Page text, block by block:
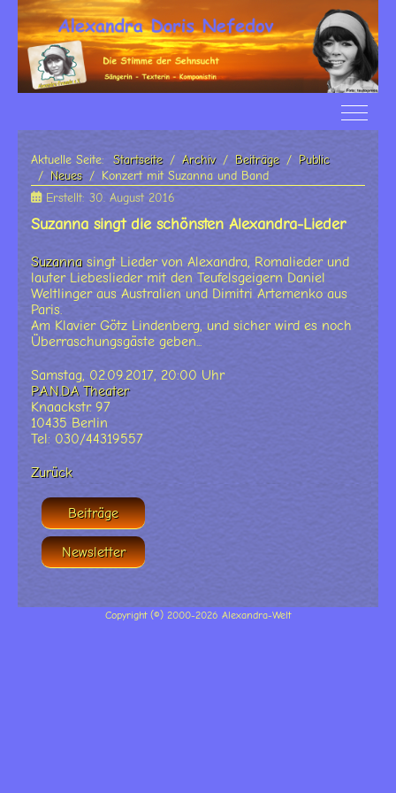
Off-
Beiträge
Newsletter
Aktuelle Seite: Startseite Archiv Beiträge
Public
Neues
Konzert mit Suzanna und Band
Erstellt: 30. August 2016
Suzanna singt die schönsten Alexandra-Lieder
Suzanna singt Lieder von Alexandra, Romalieder und
lauter Liebeslieder mit den Teufelsgeigern Daniel
Weltlinger aus Australien und Dimitri Artemenko aus
Paris.
Am Klavier Götz Lindenberg, und sicher wird es noch
Überraschungsgäste geben...
Samstag, 02.09.2017, 20:00 Uhr
P.A.N.D.A Theater
Knaackstr. 97
10435 Berlin
Tel: 030/44319557
Zurück
Copyright (©) 2000-2026 Alexandra-Welt